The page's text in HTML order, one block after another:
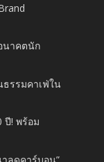
นาคตนัก
รรมคาเฟ่ใน
ปี! พร้อม